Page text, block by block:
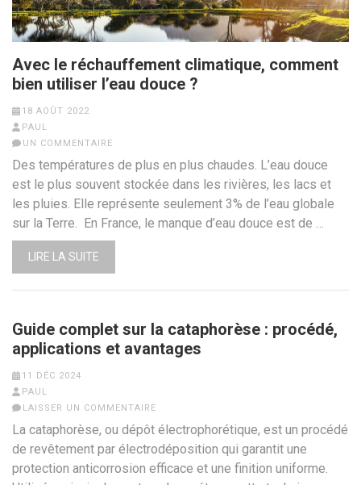
Avec le réchauffement climatique, comment
bien utiliser l’eau douce ?
18 AOÛT 2022
PAUL
UN COMMENTAIRE
Des températures de plus en plus chaudes. L’eau douce
est le plus souvent stockée dans les rivières, les lacs et
les pluies. Elle représente seulement 3% de l’eau globale
sur la Terre. En France, le manque d’eau douce est de …
LIRE LA SUITE
Guide complet sur la cataphorèse : procédé,
applications et avantages
11 DÉC 2024
PAUL
LAISSER UN COMMENTAIRE
La cataphorèse, ou dépôt électrophorétique, est un procédé
de revêtement par électrodéposition qui garantit une
protection anticorrosion efficace et une finition uniforme.